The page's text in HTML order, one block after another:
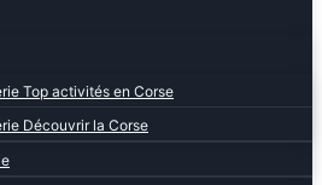
Top activités en Corse
Découvrir la Corse